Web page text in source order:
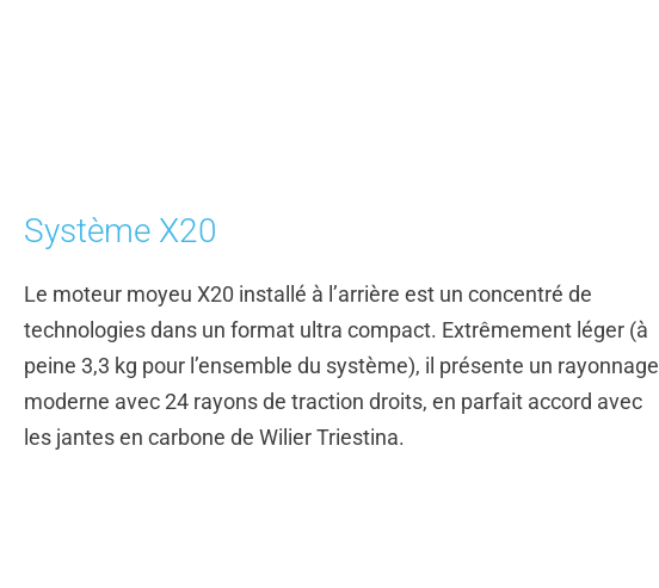
Système X20
Le moteur moyeu X20 installé à l’arrière est un concentré de
technologies dans un format ultra compact. Extrêmement léger (à
peine 3,3 kg pour l’ensemble du système), il présente un rayonnage
moderne avec 24 rayons de traction droits, en parfait accord avec
les jantes en carbone de Wilier Triestina.